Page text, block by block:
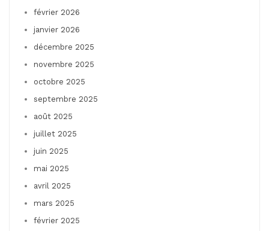
février 2026
janvier 2026
décembre 2025
novembre 2025
octobre 2025
septembre 2025
août 2025
juillet 2025
juin 2025
mai 2025
avril 2025
mars 2025
février 2025